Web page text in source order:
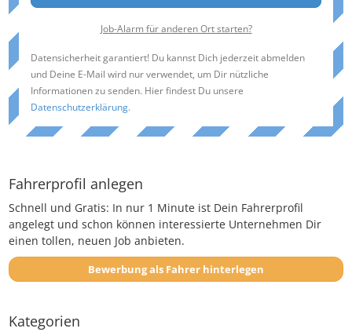
Job-Alarm für anderen Ort starten?
Datensicherheit garantiert! Du kannst Dich jederzeit abmelden
und Deine E-Mail wird nur verwendet, um Dir nützliche
Informationen zu senden. Hier findest Du unsere
Datenschutzerklärung.
Fahrerprofil anlegen
Schnell und Gratis: In nur 1 Minute ist Dein Fahrerprofil
angelegt und schon können interessierte Unternehmen Dir
einen tollen, neuen Job anbieten.
Bewerbung als Fahrer hinterlegen
Kategorien